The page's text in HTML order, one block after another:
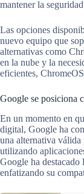
mantener la
Las opciones
nuevo equipo que
alternativas como
en la nube y la
eficientes,
Google se posiciona
En un momento en
digital, Google ha
una alternativa válida
utilizando
Google ha destacado
enfatizando su